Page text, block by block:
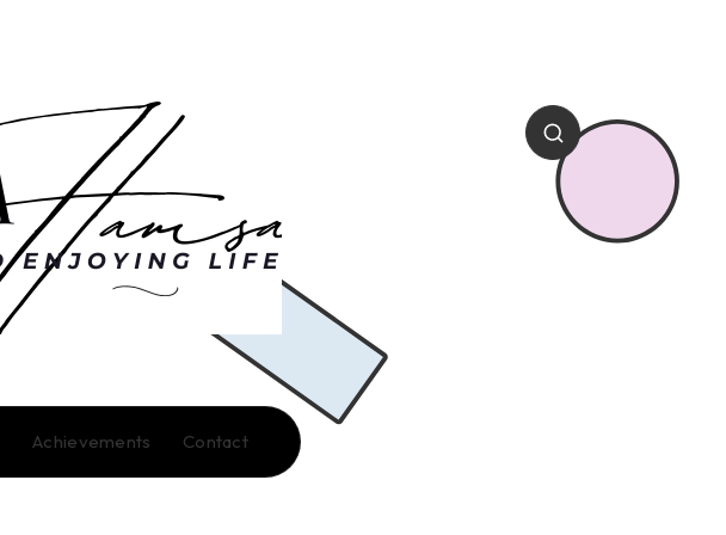
Achievements Contact